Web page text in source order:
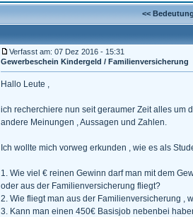
<<
Verfasst am: 07 Dez 2016 - 15:31
Gewerbeschein Kindergeld / Familienversicherung
Hallo Leute ,
ich recherchiere nun seit geraumer Zeit alles um
andere Meinungen , Aussagen und Zahlen.
Ich wollte mich vorweg erkunden , wie es als
1. Wie viel € reinen Gewinn darf man mit dem
oder aus der Familienversicherung fliegt?
2. Wie fliegt man aus der Familienversicherung ,
3. Kann man einen 450€ Basisjob nebenbei